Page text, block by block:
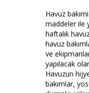
Havuz
maddeler ile
haftalık
havuz
ve
yapılacak
Havuzun
bakımlar,